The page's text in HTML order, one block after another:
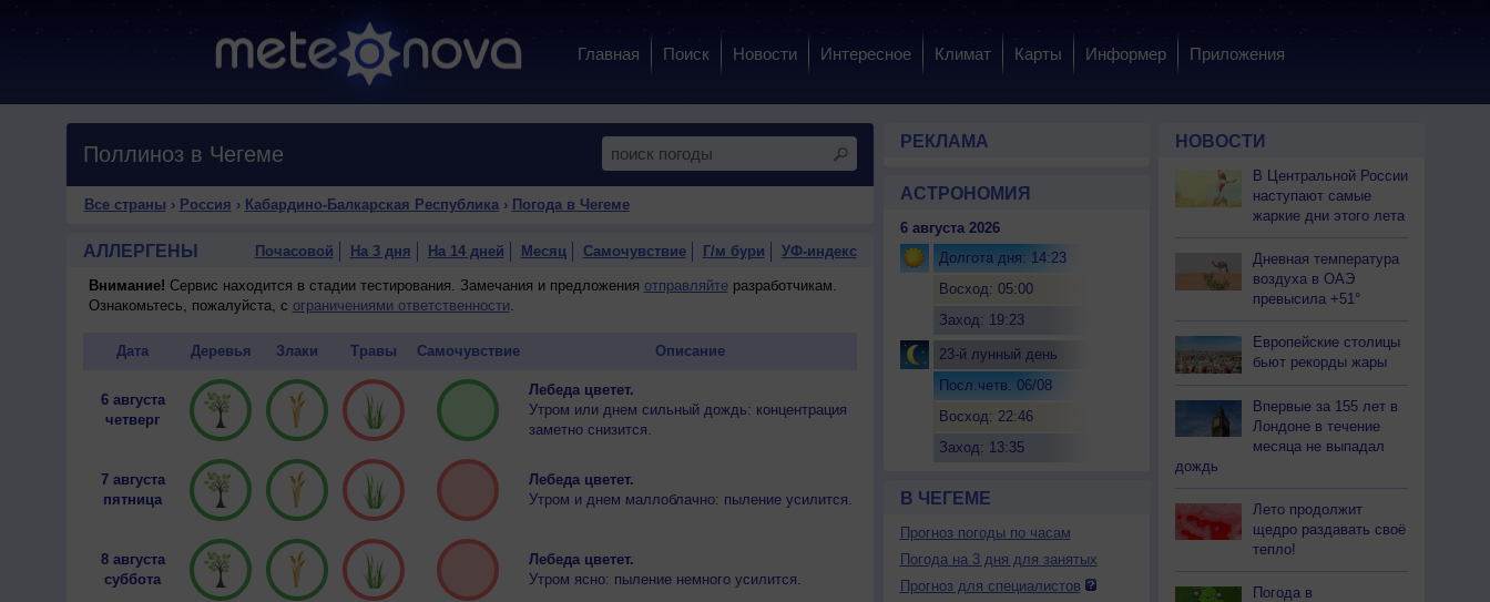
Главная Поиск Новости Интересное Климат Карты Информер Приложения
Поллиноз в Чегеме
Все страны › Россия › Кабардино-Балкарская Республика› Погода в Чегеме
АЛЛЕРГЕНЫ Почасовой На 3 дня На 14 дней Месяц Самочувствие Г/м бури УФ-индекс
Внимание! Сервис находится в стадии тестирования. Замечания и предложения отправляйтеразработчикам.
Ознакомьтесь, пожалуйста, с ограничениями ответственности.
Дата Деревья Злаки Травы Самочувствие Описание
6 августа
четверг
Лебеда цветет.
Утром или днем сильный дождь: концентрация
заметно снизится.
7 августа
пятница
Лебеда цветет.
Утром и днем маллоблачно: пыление усилится.
8 августа
суббота
Лебеда цветет.
Утром ясно: пыление немного усилится.
РЕКЛАМА
АСТРОНОМИЯ
6 августа 2026
Долгота дня: 14:23
Восход: 05:00
Заход: 19:23
23-й лунный день
Посл.четв. 06/08
Восход: 22:46
Заход: 13:35
В ЧЕГЕМЕ
Прогноз погоды по часам
Погода на 3 дня для занятых
Прогноз для специалистов
НОВОСТИ
В Центральной России
наступают самые
жаркие дни этого лета
Дневная температура
воздуха в ОАЭ
превысила +51°
Европейские столицы
бьют рекорды жары
Впервые за 155 лет в
Лондоне в течение
месяца не выпадал
дождь
Лето продолжит
щедро раздавать своё
тепло!
Погода в